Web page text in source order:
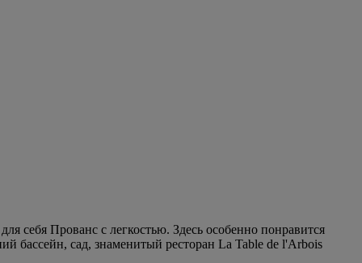
себя Прованс с легкостью. Здесь особенно понравится
бассейн, сад, знаменитый ресторан La Table de l'Arbois